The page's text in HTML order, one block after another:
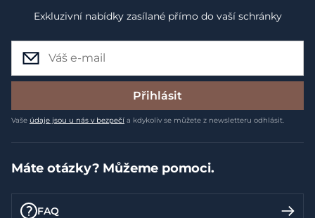
Exkluzivní nabídky zasílané přímo do vaší schránky
Přihlásit
Vaše údaje jsou u nás v bezpečí a kdykoliv se můžete z newsletteru odhlásit.
Máte otázky? Můžeme pomoci.
FAQ